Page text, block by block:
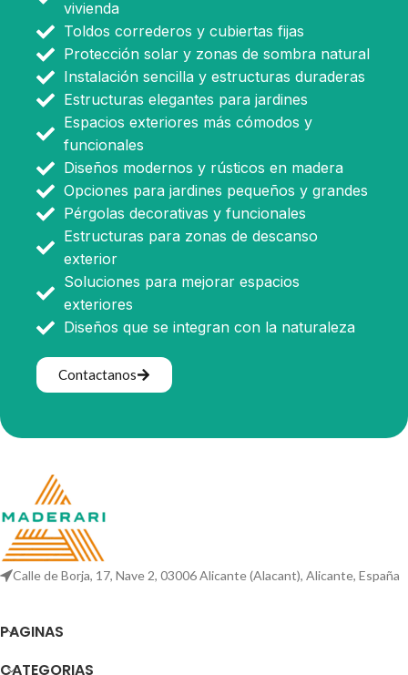
vivienda
Toldos correderos y cubiertas fijas
Protección solar y zonas de sombra natural
Instalación sencilla y estructuras duraderas
Estructuras elegantes para jardines
Espacios exteriores más cómodos y
funcionales
Diseños modernos y rústicos en madera
Opciones para jardines pequeños y grandes
Pérgolas decorativas y funcionales
Estructuras para zonas de descanso
exterior
Soluciones para mejorar espacios
exteriores
Diseños que se integran con la naturaleza
Contactanos
Calle de Borja, 17, Nave 2, 03006 Alicante (Alacant), Alicante, España
PAGINAS
CATEGORIAS